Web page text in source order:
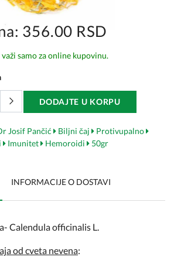
356.00 RSD
važi samo za online kupovinu.
DODAJTE U KORPU
Josif Pančić Biljni čaj Protivupalno
Imunitet Hemoroidi 50gr
INFORMACIJE O DOSTAVI
Calendula officinalis L.
od cveta nevena: